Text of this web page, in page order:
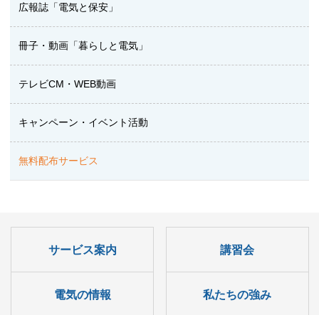
広報誌「電気と保安」
冊子・動画「暮らしと電気」
テレビCM・WEB動画
キャンペーン・イベント活動
無料配布サービス
サービス案内 講習会
電気の情報 私たちの強み